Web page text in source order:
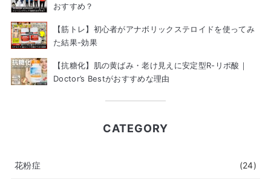
おすすめ？
【筋トレ】初心者がアナボリックステロイドを使ってみ
た結果-効果
【抗糖化】肌の黄ばみ・老け見えに安定型R-リポ酸｜
Doctor’s Bestがおすすめな理由
CATEGORY
花粉症 (24)